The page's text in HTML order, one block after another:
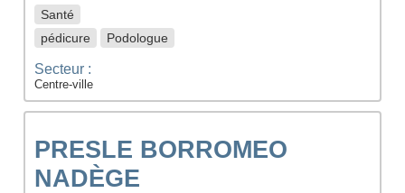
Santé
pédicure
Podologue
Secteur :
Centre-ville
PRESLE BORROMEO
NADÈGE